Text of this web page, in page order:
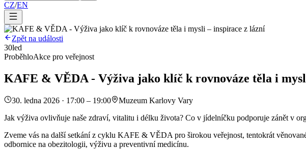
CZ/EN
Zpět na události
30led
ProběhloAkce pro veřejnost
KAFE & VĚDA - Výživa jako klíč k rovnováze těla i
30. ledna 2026 · 17:00 – 19:00
Muzeum Karlovy Vary
Jak výživa ovlivňuje naše zdraví, vitalitu i délku života? Co v jídelníčku podporuje zánět v
Zveme vás na další setkání z cyklu KAFE & VĚDA pro širokou veřejnost, tentokrát
odbornice na obezitologii, výživu a preventivní medicínu.